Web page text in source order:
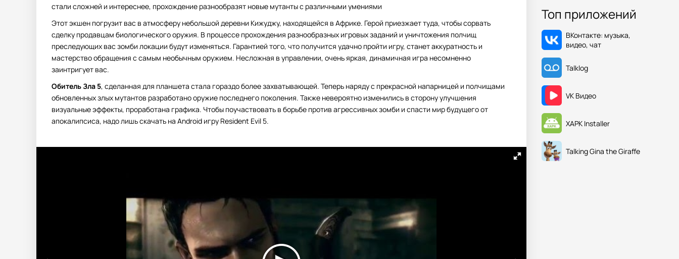
стали сложней и интереснее, прохождение разнообразят новые мутанты с различными умениями
Этот экшен погрузит вас в атмосферу небольшой деревни Кижуджу, находящейся в Африке. Герой приезжает туда, чтобы сорвать
сделку продавцам биологического оружия. В процессе прохождения разнообразных игровых заданий и уничтожения полчищ
преследующих вас зомби локации будут изменяться. Гарантией того, что получится удачно пройти игру, станет аккуратность и
мастерство обращения с самым необычным оружием. Несложная в управлении, очень яркая, динамичная игра несомненно
заинтригует вас.
Обитель Зла 5, сделанная для планшета стала гораздо более захватывающей. Теперь наряду с прекрасной напарницей и полчищами
обновленных злых мутантов разработано оружие последнего поколения. Также невероятно изменились в сторону улучшения
визуальные эффекты, проработана графика. Чтобы поучаствовать в борьбе против агрессивных зомби и спасти мир будущего от
апокалипсиса, надо лишь скачать на Android игру Resident Evil 5.
Топ приложений
ВКонтакте: музыка,
видео, чат
Talklog
VK Видео
XAPK Installer
Talking Gina the Giraffe